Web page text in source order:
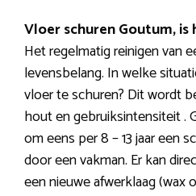
Vloer schuren Goutum, is
Het regelmatig reinigen van
levensbelang. In welke
vloer te schuren? Dit wordt
hout en gebruiksintensiteit .
om eens per 8 – 13 jaar een
door een vakman. Er kan
een nieuwe afwerklaag (wax